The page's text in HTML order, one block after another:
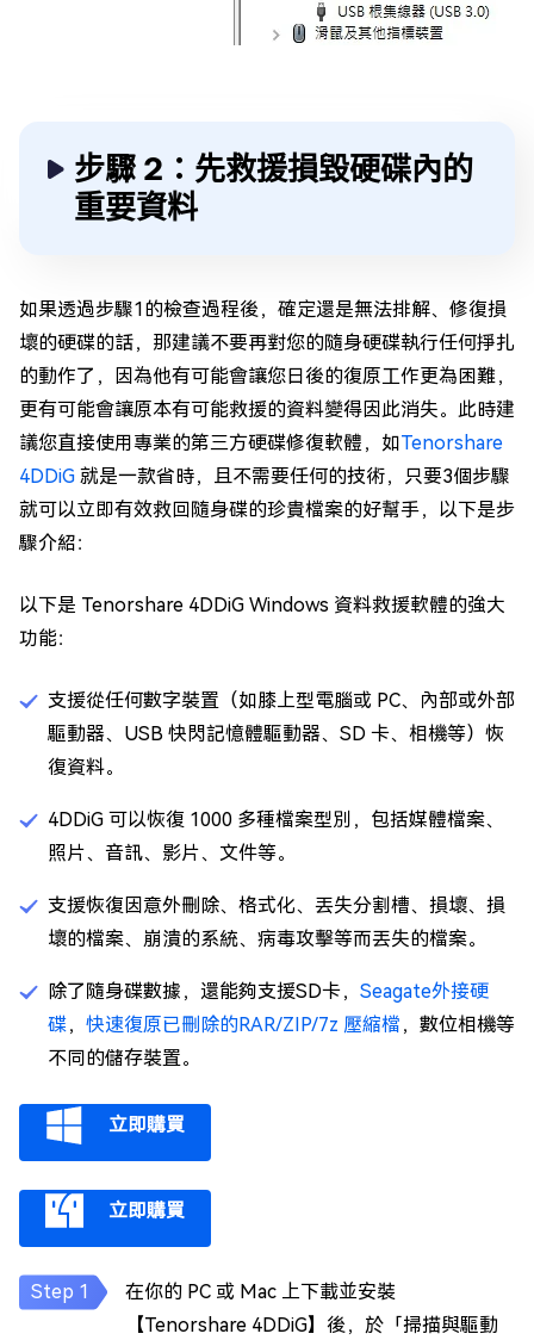
步驟 2：先救援損毀硬碟內的
重要資料
如果透過步驟1的檢查過程後，確定還是無法排解、修復損
壞的硬碟的話，那建議不要再對您的隨身硬碟執行任何掙扎
的動作了，因為他有可能會讓您日後的復原工作更為困難，
更有可能會讓原本有可能救援的資料變得因此消失。此時建
議您直接使用專業的第三方硬碟修復軟體，如Tenorshare
4DDiG 就是一款省時，且不需要任何的技術，只要3個步驟
就可以立即有效救回隨身碟的珍貴檔案的好幫手，以下是步
驟介紹：
以下是 Tenorshare 4DDiG Windows 資料救援軟體的強大
功能：
支援從任何數字裝置（如膝上型電腦或 PC、內部或外部
驅動器、USB 快閃記憶體驅動器、SD 卡、相機等）恢
復資料。
4DDiG 可以恢復 1000 多種檔案型別，包括媒體檔案、
照片、音訊、影片、文件等。
支援恢復因意外刪除、格式化、丟失分割槽、損壞、損
壞的檔案、崩潰的系統、病毒攻擊等而丟失的檔案。
除了隨身碟數據，還能夠支援SD卡， Seagate外接硬
碟， 快速復原已刪除的RAR/ZIP/7z 壓縮檔 ，數位相機等
不同的儲存裝置。
立即購買
立即購買
在你的 PC 或 Mac 上下載並安裝
【Tenorshare 4DDiG】後，於「掃描與驅動